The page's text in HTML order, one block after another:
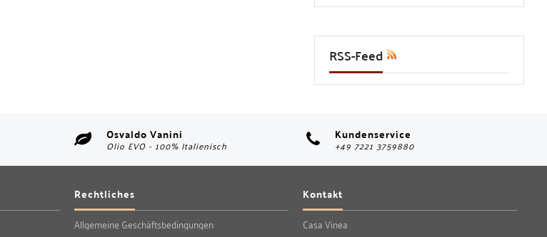
RSS-Feed
Osvaldo Vanini
Olio EVO - 100% Italienisch
Kundenservice
+49 7221 3759880
Rechtliches
Allgemeine Geschäftsbedingungen
Kontakt
Casa Vinea